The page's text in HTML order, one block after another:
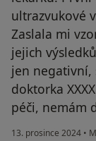
ultrazvukové
Zaslala mi
jejich
jen negativní,
doktorka
péči, nemám
13. prosince 2024 •